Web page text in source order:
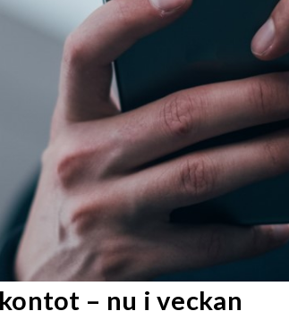
– nu i veckan